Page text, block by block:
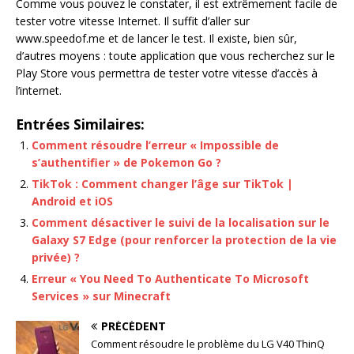
Comme vous pouvez le constater, il est extrêmement facile de
tester votre vitesse Internet. Il suffit d’aller sur
www.speedof.me et de lancer le test. Il existe, bien sûr,
d’autres moyens : toute application que vous recherchez sur le
Play Store vous permettra de tester votre vitesse d’accès à
l’internet.
Entrées Similaires:
Comment résoudre l’erreur « Impossible de
s’authentifier » de Pokemon Go ?
TikTok : Comment changer l’âge sur TikTok |
Android et iOS
Comment désactiver le suivi de la localisation sur le
Galaxy S7 Edge (pour renforcer la protection de la vie
privée) ?
Erreur « You Need To Authenticate To Microsoft
Services » sur Minecraft
PRÉCÉDENT
Comment résoudre le problème du LG V40 ThinQ